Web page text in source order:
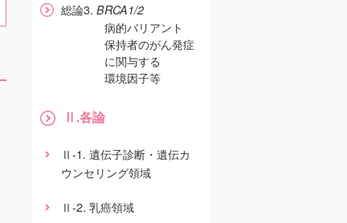
総論3. BRCA1/2
病的バリアント
保持者のがん発症
に関与する
環境因子等
.各論
Ⅱ -1. 遺伝子診断・遺伝カ
ウンセリング領域
Ⅱ -2. 乳癌領域